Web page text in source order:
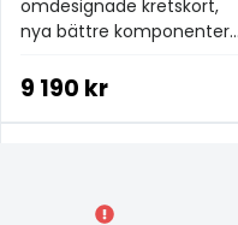
omdesignade kretskort,
nya bättre komponenter
9 190 kr